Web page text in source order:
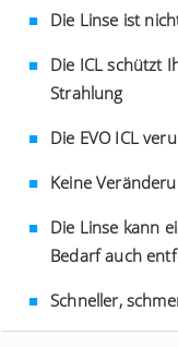
Die Linse ist
Die ICL schützt
Strahlung
Die EVO ICL
Keine
Die Linse kann
Bedarf auch
Schneller,